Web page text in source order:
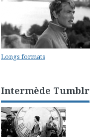
Longs formats
Intermède Tumblr